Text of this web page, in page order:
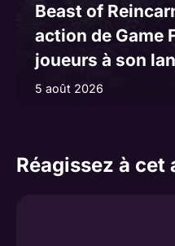
Beast of
action de Game
joueurs à son
5 août 2026
Réagissez à cet